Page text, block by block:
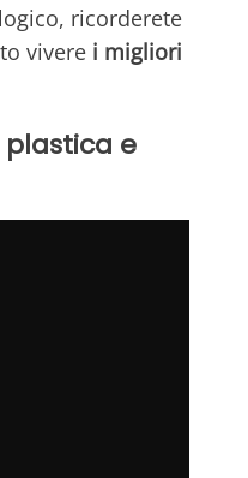
ricorderete
vivere i migliori
e